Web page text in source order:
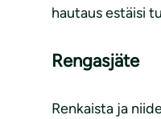
hautaus estäisi
Rengasjäte
Renkaista ja